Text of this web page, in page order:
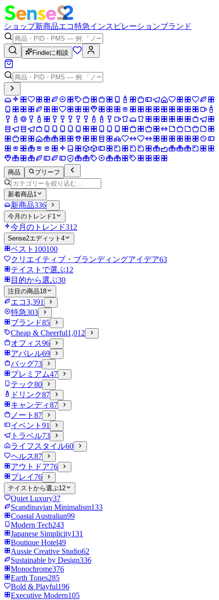
ショップ新商品エコ特急インスピレーションブランド
Findieに相談
商品 ブリーフ
新着商品1
新商品336
今月のトレンド1
今月のトレンド312
Sense2エディット 4
ベスト100100
クリエイティブ・ブランディングアイデア63
テイストで選ぶ12
目的から選ぶ30
注目の商品18
エコ3,391
特急303
ブランド85
Cheap & Cheerful1,012
オフィス96
アパレル69
バッグ73
プレミアム47
テック80
ドリンク87
キャンディ87
ノート 87
イベント 91
トラベル73
ライフスタイル60
ヘルス87
アウトドア76
プレイ 76
テイストから選ぶ12
Quiet Luxury37
Scandinavian Minimalism133
Coastal Australian99
Modern Tech243
Japanese Simplicity131
Boutique Hotel49
Aussie Creative Studio62
Sustainable by Design336
Monochrome376
Earth Tones285
Bold & Playful196
Executive Modern105